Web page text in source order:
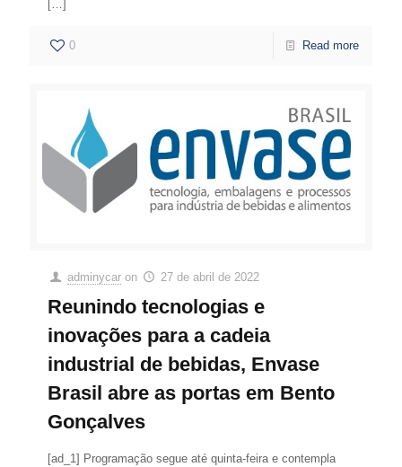
[…]
0 Read more
adminycar on 27 de abril de 2022
Reunindo tecnologias e
inovações para a cadeia
industrial de bebidas, Envase
Brasil abre as portas em Bento
Gonçalves
[ad_1] Programação segue até quinta-feira e contempla